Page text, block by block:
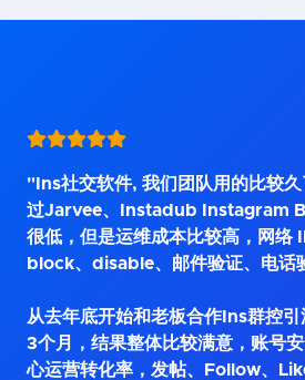
"Ins社交软件, 我们团队用的比较久
过Jarvee、Instadub Instagram
很低，但是运维成本比较高，网络
block、disable、邮件验证、电话
从去年底开始和老板合作Ins群控
3个月，结果整体比较满意，账号
心运营转化率，发帖、Follow、